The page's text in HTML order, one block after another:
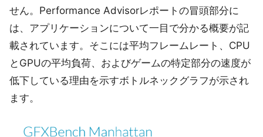
せん。Performance Advisorレポートの冒頭部分に
は、アプリケーションについて一目で分かる概要が記
載されています。そこには平均フレームレート、CPU
とGPUの平均負荷、およびゲームの特定部分の速度が
低下している理由を示すボトルネックグラフが示され
ます。